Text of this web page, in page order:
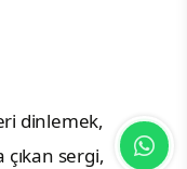
dinlemek,
sergi,